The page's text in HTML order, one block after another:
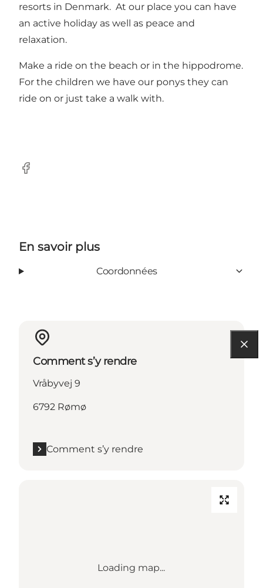
resorts in Denmark. At our place you can have
an active holiday as well as peace and
relaxation.
Make a ride on the beach or in the hippodrome.
For the children we have our ponys they can
ride on or just take a walk with.
Facebook
En savoir plus
Coordonnées
Comment s’y rendre
Vråbyvej 9
6792 Rømø
Comment s’y rendre
Loading map...